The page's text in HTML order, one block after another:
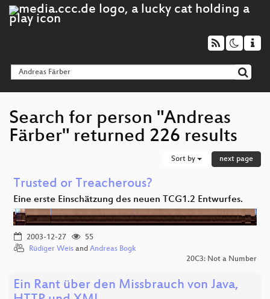
Search for person "Andreas
Färber" returned 226 results
Sort by next page
Trusted or Treacherous?
Eine erste Einschätzung des neuen TCG1.2 Entwurfes.
2003-12-27
55
Rüdiger Weis and Andreas Bogk
20C3: Not a Number
Ein Rant über den Missbrauch von Java,